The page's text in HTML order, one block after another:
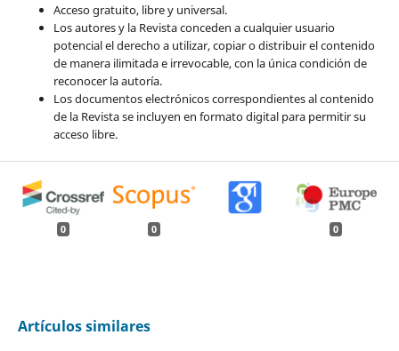
Acceso gratuito, libre y universal.
Los autores y la Revista conceden a cualquier usuario
potencial el derecho a utilizar, copiar o distribuir el contenido
de manera ilimitada e irrevocable, con la única condición de
reconocer la autoría.
Los documentos electrónicos correspondientes al contenido
de la Revista se incluyen en formato digital para permitir su
acceso libre.
0 0 0
Artículos similares